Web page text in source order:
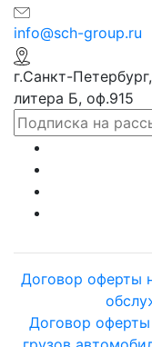
info@sch-group.ru
г.Санкт-
литера Б, оф.915
Договор оферты
Договор оферты